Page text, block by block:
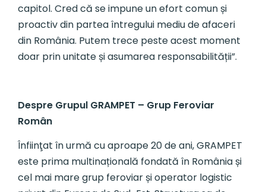
capitol. Cred că se impune un efort comun și
proactiv din partea întregului mediu de afaceri
din România. Putem trece peste acest moment
doar prin unitate și asumarea responsabilității”.
Despre Grupul GRAMPET – Grup Feroviar
Român
Înfiinţat în urmă cu aproape 20 de ani, GRAMPET
este prima multinațională fondată în România și
cel mai mare grup feroviar și operator logistic